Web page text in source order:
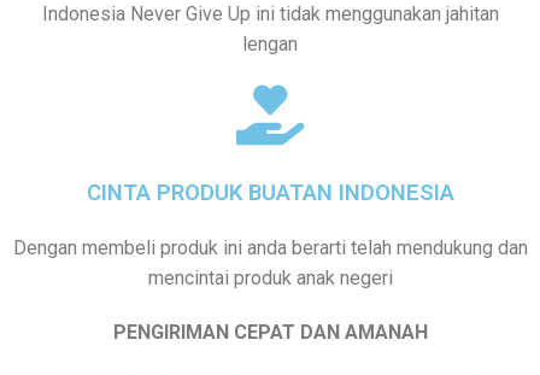
Indonesia Never Give Up ini tidak menggunakan jahitan
lengan
CINTA PRODUK BUATAN INDONESIA
Dengan membeli produk ini anda berarti telah mendukung dan
mencintai produk anak negeri
PENGIRIMAN CEPAT DAN AMANAH